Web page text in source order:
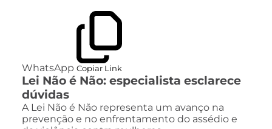
WhatsApp Copiar Link
Lei Não é Não: especialista esclarece
dúvidas
A Lei Não é Não representa um avanço na
prevenção e no enfrentamento do assédio e